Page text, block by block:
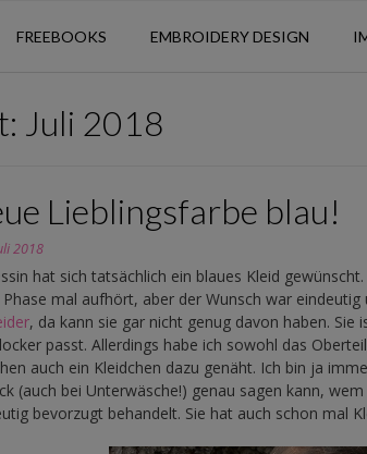
FREEBOOKS EMBROIDERY DESIGN
Juli 2018
Lieblingsfarbe blau!
2018
hat sich tatsächlich ein blaues Kleid
mal aufhört, aber der Wunsch war
, da kann sie gar nicht genug davon haben.
passt. Allerdings habe ich sowohl das
auch ein Kleidchen dazu genäht. Ich bin ja
(auch bei Unterwäsche!) genau sagen kann,
bevorzugt behandelt. Sie hat auch schon mal